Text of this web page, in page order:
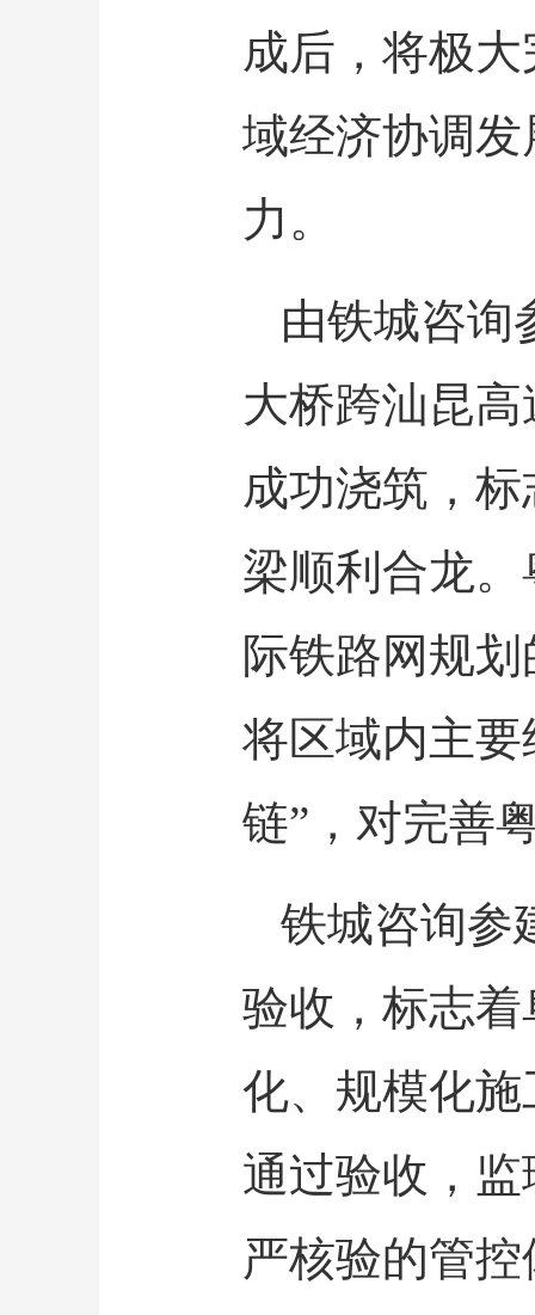
成后，将极
域经济协调
力。
由铁城咨询
大桥跨汕昆
成功浇筑，
梁顺利合龙
际铁路网规
将区域内主
链”，对完善
铁城咨询参
验收，标志
化、规模化
通过验收，
严核验的管